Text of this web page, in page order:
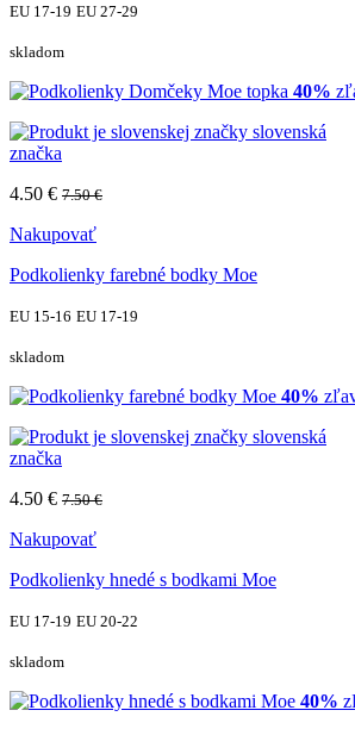
EU 17-19 EU 27-29
skladom
topka 40%
slovenská
značka
4.50 € 7.50 €
Nakupovať
Podkolienky farebné bodky Moe
EU 15-16 EU 17-19
skladom
40%
slovenská
značka
4.50 € 7.50 €
Nakupovať
Podkolienky hnedé s bodkami Moe
EU 17-19 EU 20-22
skladom
40%